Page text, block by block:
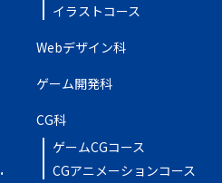
イラストコース
Webデザイン科
ゲーム開発科
CG科
ゲームCGコース
CGアニメーションコース